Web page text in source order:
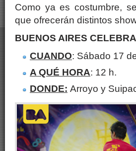
Como ya es costumbre,
que ofrecerán distintos
BUENOS AIRES
CUANDO: Sábado 17
A QUÉ HORA: 12 h.
DONDE: Arroyo y